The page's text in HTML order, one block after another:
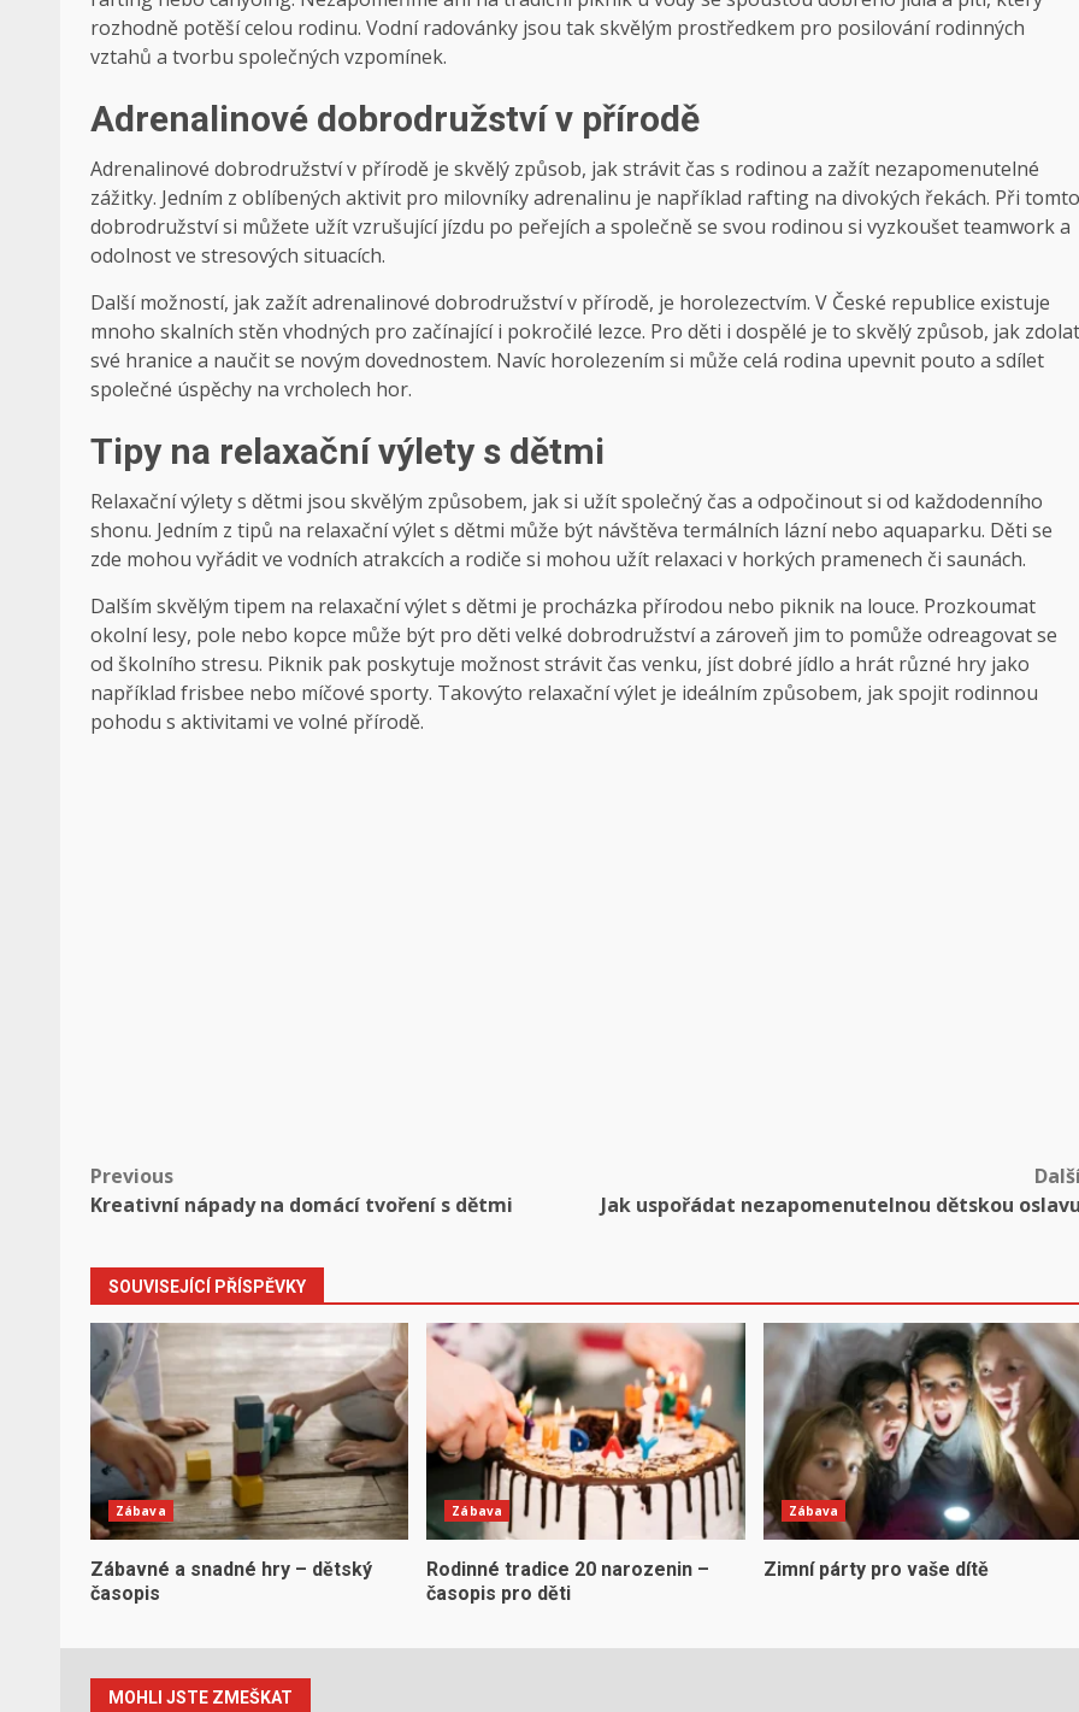
rozhodně potěší celou rodinu. Vodní radovánky jsou tak skvělým prostředkem pro posilování rodinných
vztahů a tvorbu společných vzpomínek.
Adrenalinové dobrodružství v přírodě
Adrenalinové dobrodružství v přírodě je skvělý způsob, jak strávit čas s rodinou a zažít nezapomenutelné
zážitky. Jedním z oblíbených aktivit pro milovníky adrenalinu je například rafting na divokých řekách. Při tomto
dobrodružství si můžete užít vzrušující jízdu po peřejích a společně se svou rodinou si vyzkoušet teamwork a
odolnost ve stresových situacích.
Další možností, jak zažít adrenalinové dobrodružství v přírodě, je horolezectvím. V České republice existuje
mnoho skalních stěn vhodných pro začínající i pokročilé lezce. Pro děti i dospělé je to skvělý způsob, jak zdolat
své hranice a naučit se novým dovednostem. Navíc horolezením si může celá rodina upevnit pouto a sdílet
společné úspěchy na vrcholech hor.
Tipy na relaxační výlety s dětmi
Relaxační výlety s dětmi jsou skvělým způsobem, jak si užít společný čas a odpočinout si od každodenního
shonu. Jedním z tipů na relaxační výlet s dětmi může být návštěva termálních lázní nebo aquaparku. Děti se
zde mohou vyřádit ve vodních atrakcích a rodiče si mohou užít relaxaci v horkých pramenech či saunách.
Dalším skvělým tipem na relaxační výlet s dětmi je procházka přírodou nebo piknik na louce. Prozkoumat
okolní lesy, pole nebo kopce může být pro děti velké dobrodružství a zároveň jim to pomůže odreagovat se
od školního stresu. Piknik pak poskytuje možnost strávit čas venku, jíst dobré jídlo a hrát různé hry jako
například frisbee nebo míčové sporty. Takovýto relaxační výlet je ideálním způsobem, jak spojit rodinnou
pohodu s aktivitami ve volné přírodě.
Post
navigation
Previous
Kreativní nápady na domácí tvoření s dětmi
Jak uspořádat nezapomenutelnou dětskou
SOUVISEJÍCÍ PŘÍSPĚVKY
Zábava
Zábavné a snadné hry – dětský
časopis
Zábava
Rodinné tradice 20 narozenin –
časopis pro děti
Zábava
Zimní párty pro vaše dítě
MOHLI JSTE ZMEŠKAT